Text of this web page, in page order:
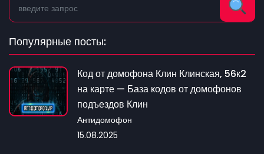
Популярные посты:
Код от домофона Клин Клинская, 56к2
на карте — База кодов от домофонов
подъездов Клин
Антидомофон
15.08.2025